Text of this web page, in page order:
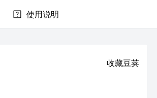
使用说明
收藏豆荚